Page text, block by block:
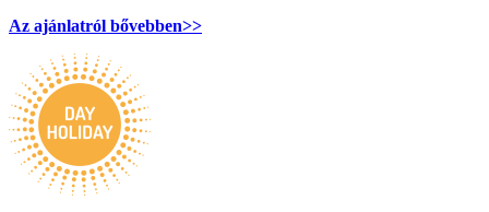
Az ajánlatról bővebben>>